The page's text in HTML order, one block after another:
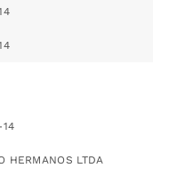
HERMANOS LTDA